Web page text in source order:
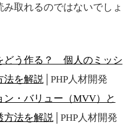
取れるのではないでしょ
どう作る？ 個人のミッシ
法を解説│PHP人材開発
ン・バリュー（MVV）と
法を解説│PHP人材開発